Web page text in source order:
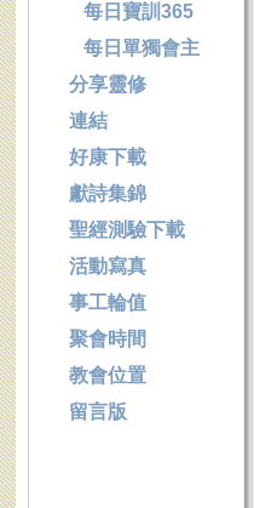
每日寶訓365
每日單獨會主
分享靈修
連結
好康下載
獻詩集錦
聖經測驗下載
活動寫真
事工輪值
聚會時間
教會位置
留言版